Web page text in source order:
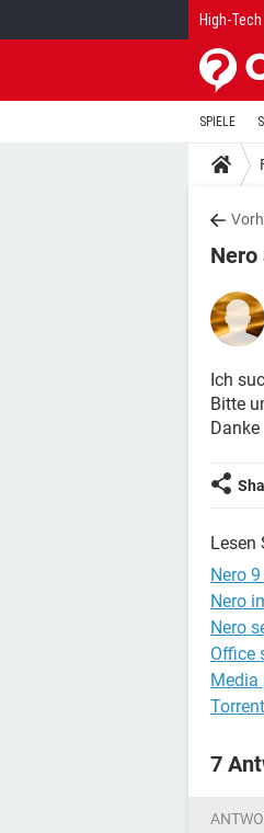
High-Tech
SPIELE
Ich
Bitte
Danke
Lesen
Nero
Nero
Nero
Office
Media
7